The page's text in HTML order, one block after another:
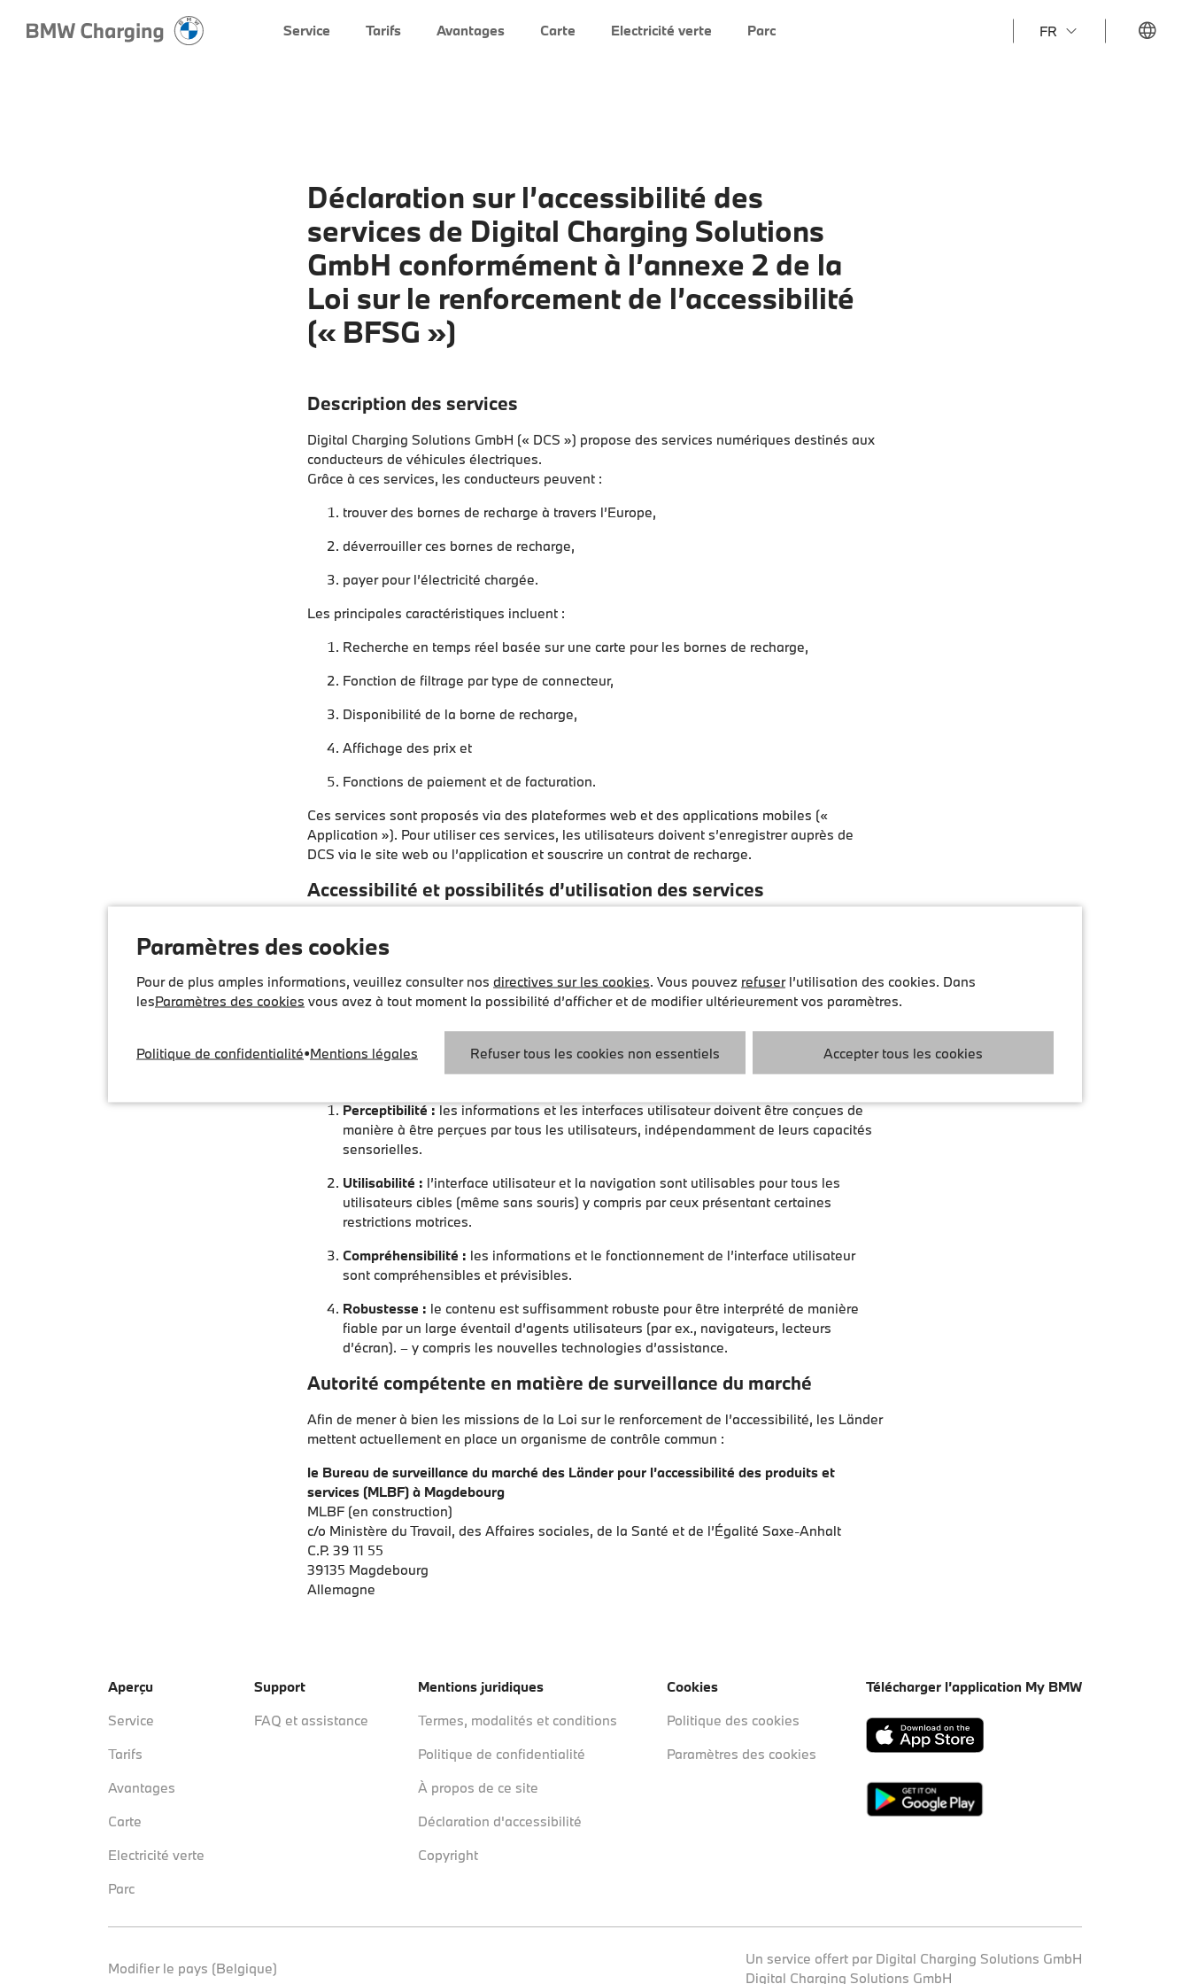
FR
Service Tarifs Avantages Carte Electricité verte Parc
Déclaration sur l’accessibilité des
services de Digital Charging Solutions
GmbH conformément à l’annexe 2 de la
Loi sur le renforcement de l’accessibilité
(« BFSG »)
Description des services
Digital Charging Solutions GmbH (« DCS ») propose des services numériques destinés aux
conducteurs de véhicules électriques.
Grâce à ces services, les conducteurs peuvent :
trouver des bornes de recharge à travers l’Europe,
déverrouiller ces bornes de recharge,
payer pour l’électricité chargée.
Les principales caractéristiques incluent :
Recherche en temps réel basée sur une carte pour les bornes de recharge,
Fonction de filtrage par type de connecteur,
Disponibilité de la borne de recharge,
Affichage des prix et
Fonctions de paiement et de facturation.
Ces services sont proposés via des plateformes web et des applications mobiles («
Application »). Pour utiliser ces services, les utilisateurs doivent s’enregistrer auprès de
DCS via le site web ou l’application et souscrire un contrat de recharge.
Accessibilité et possibilités d’utilisation des services
également être utilisés par les conducteurs à mobilité réduite ou en situation de handicap.
Nos sites Web et applications répondent, dans le cadre de l’applicabilité de la Loi BFSG à
ses services et au regard du groupe cible, aux exigences en matière d'accessibilité
conviviaux et intuitifs conformément aux normes d’accessibilité reconnues (WCAG 2.1
Perceptibilité :les informations et les interfaces utilisateur doivent être conçues de
manière à être perçues par tous les utilisateurs, indépendamment de leurs capacités
sensorielles.
Utilisabilité : l’interface utilisateur et la navigation sont utilisables pour tous les
utilisateurs cibles (même sans souris) y compris par ceux présentant certaines
restrictions motrices.
Compréhensibilité : les informations et le fonctionnement de l’interface utilisateur
sont compréhensibles et prévisibles.
Robustesse : le contenu est suffisamment robuste pour être interprété de manière
fiable par un large éventail d’agents utilisateurs (par ex., navigateurs, lecteurs
d’écran). – y compris les nouvelles technologies d’assistance.
Autorité compétente en matière de surveillance du marché
Afin de mener à bien les missions de la Loi sur le renforcement de l’accessibilité, les Länder
mettent actuellement en place un organisme de contrôle commun :
le Bureau de surveillance du marché des Länder pour l’accessibilité des produits et
services (MLBF) à Magdebourg
MLBF (en construction)
c/o Ministère du Travail, des Affaires sociales, de la Santé et de l’Égalité Saxe-Anhalt
C.P. 39 11 55
39135 Magdebourg
Allemagne
Aperçu
Service
Tarifs
Avantages
Carte
Electricité verte
Parc
Support
FAQ et assistance
Mentions juridiques
Termes, modalités et conditions
Politique de confidentialité
À propos de ce site
Déclaration d'accessibilité
Copyright
Cookies
Politique des cookies
Paramètres des cookies
Télécharger l’application My BMW
Modifier le pays (Belgique)
Un service offert par Digital Charging Solutions GmbH
Digital Charging Solutions GmbH
Paramètres des cookies
Pour de plus amples informations, veuillez consulter nos directives sur les cookies. Vous pouvez refuserl’utilisation des cookies. Dans
lesParamètres des cookies vous avez à tout moment la possibilité d’afficher et de modifier ultérieurement vos paramètres.
Refuser tous les cookies non essentiels Accepter tous les cookies
Politique de confidentialité•Mentions légales